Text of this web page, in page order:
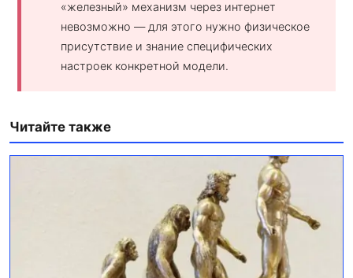
«железный» механизм через интернет
невозможно — для этого нужно физическое
присутствие и знание специфических
настроек конкретной модели.
Читайте также